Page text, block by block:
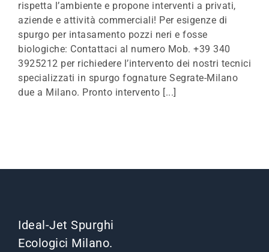
rispetta l’ambiente e propone interventi a privati,
aziende e attività commerciali! Per esigenze di
spurgo per intasamento pozzi neri e fosse
biologiche: Contattaci al numero Mob. +39 340
3925212 per richiedere l’intervento dei nostri tecnici
specializzati in spurgo fognature Segrate-Milano
due a Milano. Pronto intervento [...]
Ideal-Jet Spurghi
Ecologici Milano.